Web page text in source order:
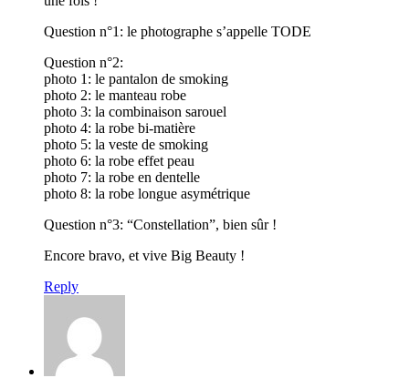
Question n°1: le photographe s’appelle TODE
Question n°2:
photo 1: le pantalon de smoking
photo 2: le manteau robe
photo 3: la combinaison sarouel
photo 4: la robe bi-matière
photo 5: la veste de smoking
photo 6: la robe effet peau
photo 7: la robe en dentelle
photo 8: la robe longue asymétrique
Question n°3: “Constellation”, bien sûr !
Encore bravo, et vive Big Beauty !
Reply